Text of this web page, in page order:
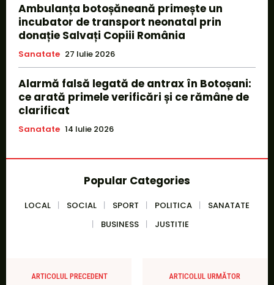
Ambulanța botoșăneană primește un
incubator de transport neonatal prin
donație Salvați Copiii România
Sanatate 27 Iulie 2026
Alarmă falsă legată de antrax în Botoșani:
ce arată primele verificări și ce rămâne de
clarificat
Sanatate 14 Iulie 2026
Popular Categories
LOCAL SOCIAL SPORT POLITICA
SANATATE
BUSINESS
JUSTITIE
ARTICOLUL PRECEDENT ARTICOLUL URMĂTOR